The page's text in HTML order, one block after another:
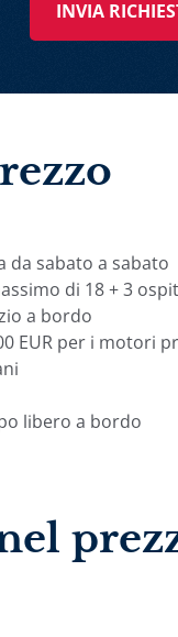
INVIA
da sabato a sabato
di 18 + 3
a bordo
EUR per i motori
libero a bordo